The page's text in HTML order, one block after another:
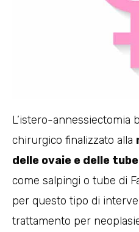
L’istero-annessiectomia
chirurgico finalizzato alla
delle ovaie e delle
come salpingi o tube di
per questo tipo di
trattamento per